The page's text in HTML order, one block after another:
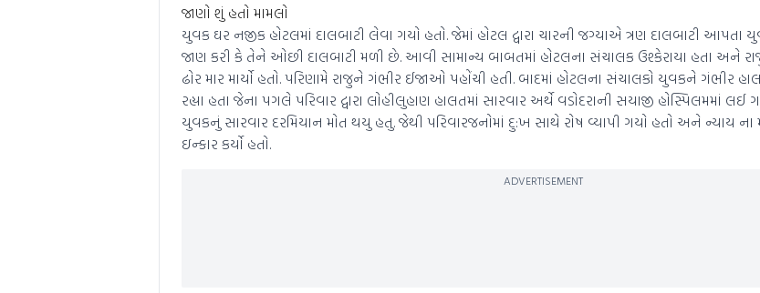
જાણો શું હતો મામલો
યુવક ઘર નજીક હોટલમાં દાલબાટી લેવા ગયો હતો. જેમાં હોટલ દ્વારા ચારની જગ્યાએ ત્રણ દાલબાટી
જાણ કરી કે તેને ઓછી દાલબાટી મળી છે. આવી સામાન્ય બાબતમાં હોટલના સંચાલક ઉશ્કેરાયા હતા અને
ઢોર માર માર્યો હતો. પરિણામે રાજુને ગંભીર ઈજાઓ પહોંચી હતી. બાદમાં હોટલના સંચાલકો યુવકને ગંભીર
રહ્યા હતા જેના પગલે પરિવાર દ્વારા લોહીલુહાણ હાલતમાં સારવાર અર્થે વડોદરાની સયાજી હોસ્પિલમમાં લઈ
યુવકનું સારવાર દરમિયાન મોત થયુ હતુ. જેથી પરિવારજનોમાં દુ:ખ સાથે રોષ વ્યાપી ગયો હતો અને ન્યાય ના
ઇન્કાર કર્યો હતો.
ADVERTISEMENT